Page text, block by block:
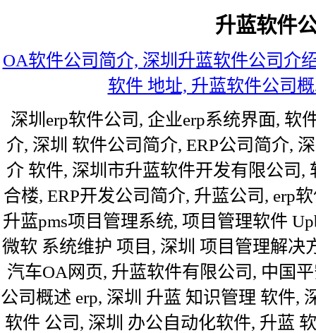
升蓝软件
OA软件公司简介, 深圳升蓝软件公司介
软件 地址, 升蓝软件公司
深圳erp软件公司, 企业erp系统界面, 软
介, 深圳 软件公司简介, ERP公司简介,
介 软件, 深圳市升蓝软件开发有限公司,
合楼, ERP开发公司简介, 升蓝公司, erp
升蓝pms项目管理系统, 项目管理软件
微软 系统维护 项目, 深圳 项目管理解决
汽车OA网页, 升蓝软件有限公司, 中国
公司概述 erp, 深圳 升蓝 知识管理 软件,
软件 公司, 深圳 办公自动化软件, 升蓝